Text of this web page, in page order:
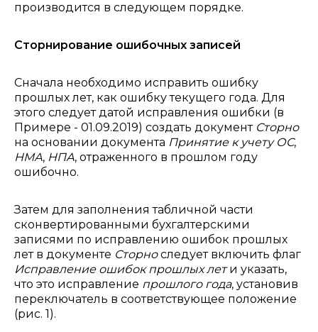
производится в следующем порядке.
Сторнирование ошибочных записей
Сначала необходимо исправить ошибку
прошлых лет, как ошибку текущего года. Для
этого следует датой исправления ошибки (в
Примере - 01.09.2019) создать документ Сторно
на основании документа Принятие к учету ОС,
НМА, НПА, отраженного в прошлом году
ошибочно.
Затем для заполнения табличной части
сконвертированными бухгалтерскими
записями по исправлению ошибок прошлых
лет в документе Сторноследует включить флаг
Исправление ошибок прошлых лети указать,
что это исправление прошлого года, установив
переключатель в соответствующее положение
(рис. 1).